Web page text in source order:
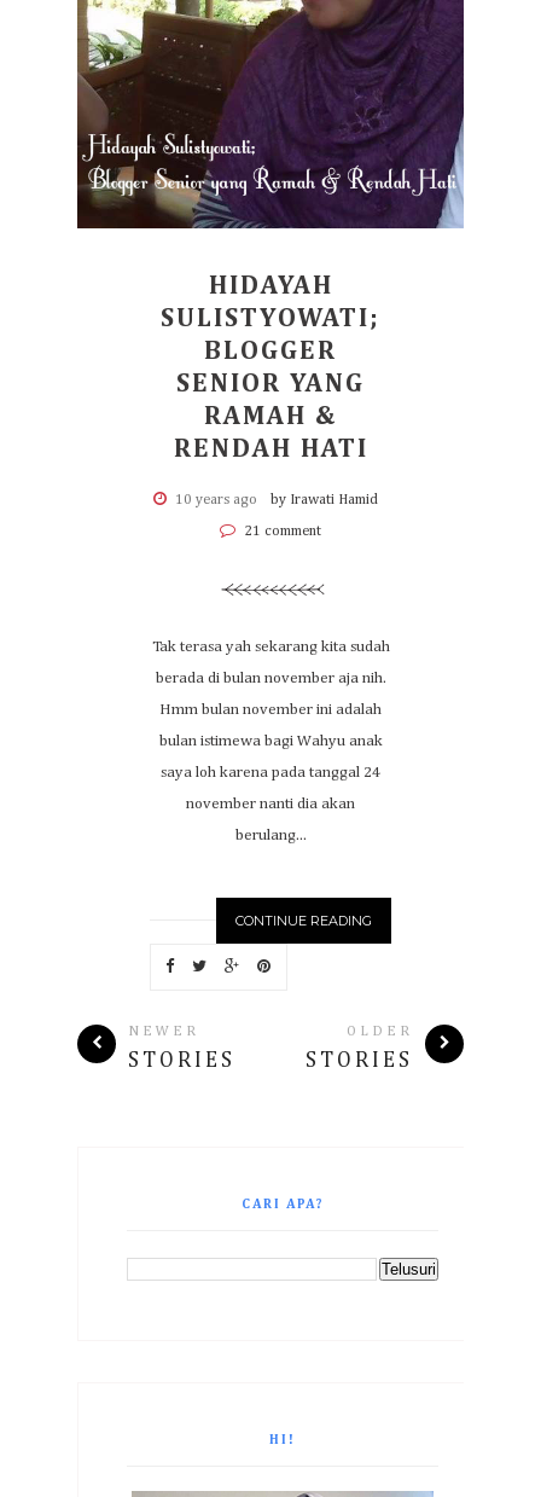
HIDAYAH
SULISTYOWATI;
BLOGGER
SENIOR YANG
RAMAH &
RENDAH HATI
10 years ago by Irawati Hamid
21 comment
Tak terasa yah sekarang kita sudah
berada di bulan november aja nih.
Hmm bulan november ini adalah
bulan istimewa bagi Wahyu anak
saya loh karena pada tanggal 24
november nanti dia akan
berulang...
CONTINUE READING
NEWER
STORIES
OLDER
STORIES
CARI APA?
HI!